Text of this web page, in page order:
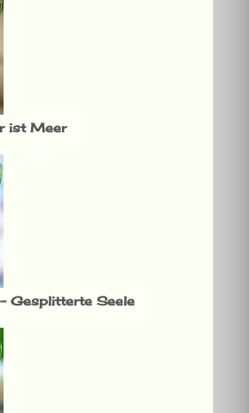
ist Meer
Gesplitterte Seele